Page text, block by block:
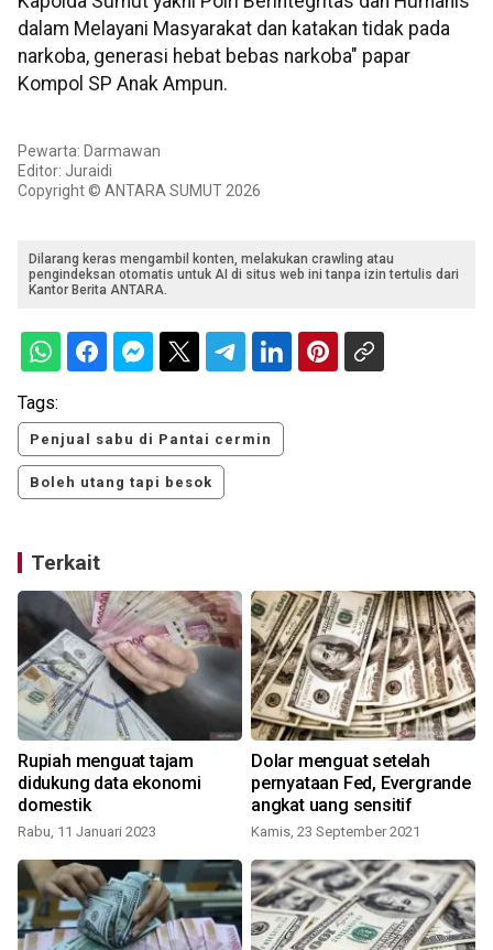
dalam Melayani Masyarakat dan katakan tidak pada
narkoba, generasi hebat bebas narkoba" papar
Kompol SP Anak Ampun.
Pewarta: Darmawan
Editor: Juraidi
Copyright © ANTARA SUMUT 2026
Dilarang keras mengambil konten, melakukan crawling atau
pengindeksan otomatis untuk AI di situs web ini tanpa izin tertulis dari
Kantor Berita ANTARA.
Tags:
Penjual sabu di Pantai cermin
Boleh utang tapi besok
Terkait
Rupiah menguat tajam
didukung data ekonomi
domestik
Rabu, 11 Januari 2023
Dolar menguat setelah
pernyataan Fed, Evergrande
angkat uang sensitif
Kamis, 23 September 2021